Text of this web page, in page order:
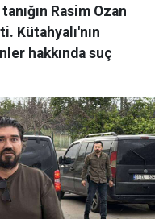
Rasim Ozan
Kütahyalı'nın
hakkında suç